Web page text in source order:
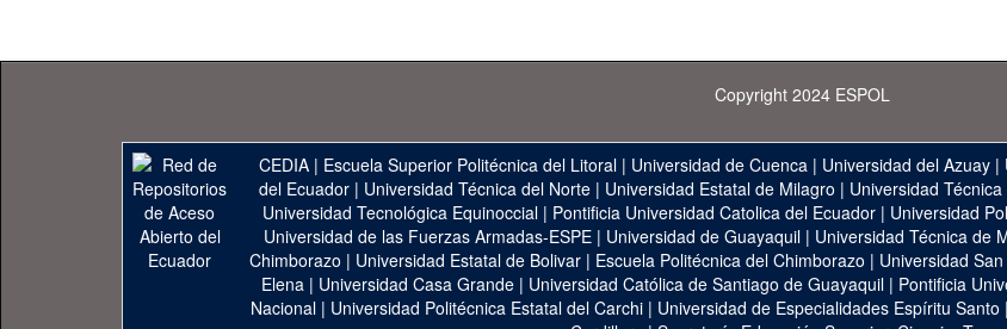
Copyright 2024 ESPOL
CEDIA | Escuela Superior Politécnica del Litoral | Universidad de Cuenca | Universidad del Azuay |
del Ecuador| Universidad Técnica del Norte| Universidad Estatal de Milagro | Universidad
Universidad Tecnológica Equinoccial| Pontificia Universidad Catolica del Ecuador| Universidad
Universidad de las Fuerzas Armadas-ESPE | Universidad de Guayaquil | Universidad Técnica de
Chimborazo | Universidad Estatal de Bolivar| Escuela Politécnica del Chimborazo | Universidad
Elena | Universidad Casa Grande | Universidad Católica de Santiago de Guayaquil | Pontificia
Nacional | Universidad Politécnica Estatal del Carchi | Universidad de Especialidades Espíritu Santo |